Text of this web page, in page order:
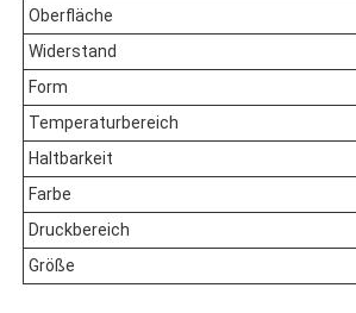
Oberfläche
Widerstand
Form
Temperaturbereich
Haltbarkeit
Farbe
Druckbereich
Größe